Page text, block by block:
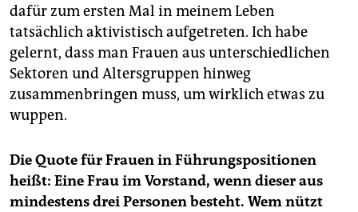
dafür zum ersten Mal in meinem Leben
tatsächlich aktivistisch aufgetreten. Ich habe
gelernt, dass man Frauen aus unterschiedlichen
Sektoren und Altersgruppen hinweg
zusammenbringen muss, um wirklich etwas zu
wuppen.
Die Quote für Frauen in Führungspositionen
heißt: Eine Frau im Vorstand, wenn dieser aus
mindestens drei Personen besteht. Wem nützt